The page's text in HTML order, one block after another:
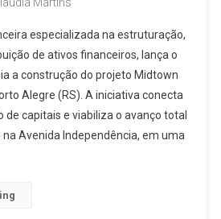
Martins
especializada na estruturação,
de ativos financeiros, lança o
a construção do projeto Midtown
Alegre (RS). A iniciativa conecta
de capitais e viabiliza o avanço total
Avenida Independência, em uma